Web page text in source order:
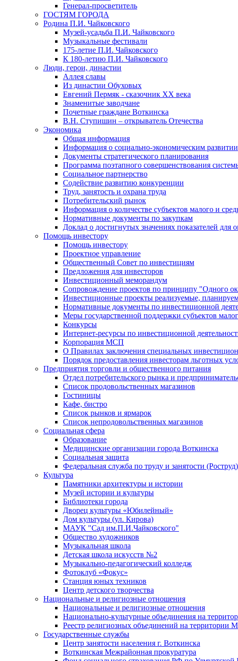
Генерал-просветитель
ГОСТЯМ ГОРОДА
Родина П.И. Чайковского
Музей-усадьба П.И. Чайковского
Музыкальные фестивали
175-летие П.И. Чайковского
К 180-летию П.И. Чайковского
Люди, герои, династии
Аллея славы
Из династии Обуховых
Евгений Пермяк - сказочник XX века
Знаменитые заводчане
Почетные граждане Воткинска
В.Н. Ступишин – открыватель Отечества
Экономика
Общая информация
Информация о социально-экономическим развитии
Документы стратегического планирования
Программа поэтапного совершенствования
Социальное партнерство
Содействие развитию конкуренции
Труд, занятость и охрана труда
Потребительский рынок
Информация о количестве субъектов малого и
Нормативные документы по закупкам
Доклад о достигнутых значениях показателей для
Помощь инвестору
Помощь инвестору
Проектное управление
Общественный Совет по инвестициям
Предложения для инвесторов
Инвестиционный меморандум
Сопровождение проектов по принципу "Oдного
Инвестиционные проекты реализуемые,
Нормативные документы по инвестиционной
Меры государственной поддержки субъектов
Конкурсы
Интернет-ресурсы по инвестиционной
Корпорация МСП
О Правилах заключения специальных
Порядок предоставления инвесторам льготных
Предприятия торговли и общественного питания
Отдел потребительского рынка и
Список продовольственных магазинов
Гостиницы
Кафе, бистро
Cписок рынков и ярмарок
Список непродовольственных магазинов
Социальная сфера
Образование
Медицинские организации города Воткинска
Социальная защита
Федеральная служба по труду и занятости (Роструд)
Культура
Памятники архитектуры и истории
Музей истории и культуры
Библиотеки города
Дворец культуры «Юбилейный»
Дом культуры (ул. Кирова)
МАУК "Сад им.П.И.Чайковского"
Общество художников
Музыкальная школа
Детская школа искусств №2
Музыкально-педагогический колледж
Фотоклуб «Фокус»
Станция юных техников
Центр детского творчества
Национальные и религиозные отношения
Национальные и религиозные отношения
Национально-культурные объединения на
Реестр религиозных объединений на территории
Государственные службы
Центр занятости населения г. Воткинска
Воткинская Межрайонная прокуратура